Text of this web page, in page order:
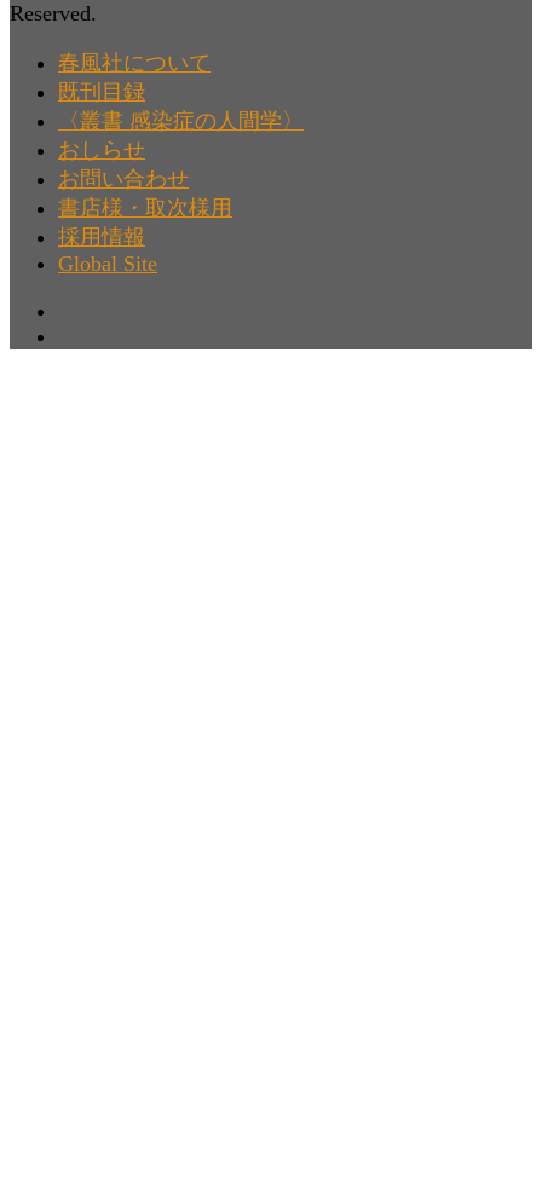
Reserved.
春風社について
既刊目録
〈叢書 感染症の人間学〉
おしらせ
お問い合わせ
書店様・取次様用
採用情報
Global Site